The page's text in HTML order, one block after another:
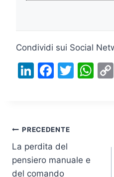
Condividi sui Social
Li
dI
n
F
b
o
o
T
W
Navigazione
articoli
PRECEDENTE
La perdita del
pensiero manuale e
del comando